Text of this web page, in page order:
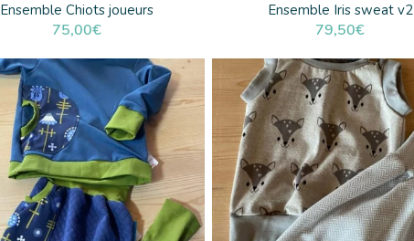
Ensemble Chiots joueurs
75,00€
Ensemble Iris sweat v2
79,50€